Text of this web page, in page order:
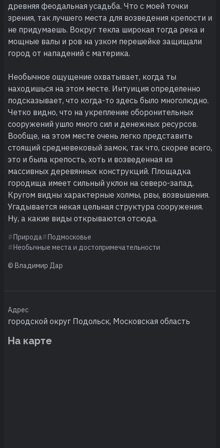
древняя феодальная усадьба. Что с моей точки
зрения, так лучшего места для возведения крепости и
не придумаешь. Вокруг текла широкая тогда река и
мощные валы и ров на узком перешейке защищали
город от нападений с материка.
Необычное ощущение охватывает, когда ты
находишься на этом месте. Интуиция определенно
подсказывает, что когда-то здесь было многолюдно.
Четко видно, что на укрепление оборонительных
сооружений ушло много сил и денежных ресурсов.
Вообще, на этом месте очень легко представить
стоящий средневековый замок, так что, скорее всего,
это и была крепость, хоть и возведенная из
массивных деревянных конструкций. Площадка
городища имеет сильный уклон на северо-запад.
Кругом видны характерные холмы, рвы, возвышения.
Угадывается некая цельная структура сооружения.
Ну, а какие виды открываются отсюда.
Природа
Подмосковье
Необычные места и достопримечательности
© Владимир Дар
Адрес
городской округ Подольск, Московская область
На карте